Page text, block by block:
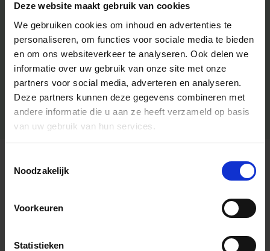
Deze website maakt gebruik van cookies
We gebruiken cookies om inhoud en advertenties te
personaliseren, om functies voor sociale media te bieden
en om ons websiteverkeer te analyseren. Ook delen we
informatie over uw gebruik van onze site met onze
partners voor social media, adverteren en analyseren.
Deze partners kunnen deze gegevens combineren met
andere informatie die u aan ze heeft verzameld op basis
van uw gebruik van hun services.
Noodzakelijk
Voorkeuren
Statistieken
Algemene informatie